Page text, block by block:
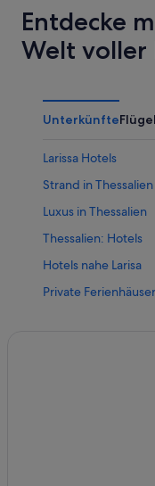
Entdecke
Welt voller
UnterkünfteFlüge
Larissa Hotels
Strand in Thessalien
Luxus in Thessalien
Thessalien: Hotels
Hotels nahe Larisa
Private